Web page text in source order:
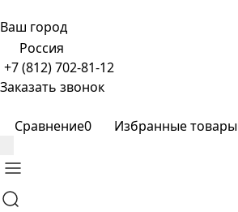
Ваш город
Россия
+7 (812) 702-81-12
Заказать звонок
Сравнение0 Избранные товары